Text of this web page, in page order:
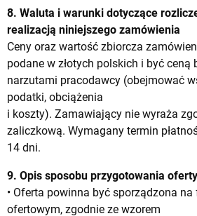
8. Waluta i warunki dotyczące
realizacją niniejszego zamówienia
Ceny oraz wartość zbiorcza
podane w złotych polskich i być ceną
narzutami pracodawcy (obejmować
podatki, obciążenia
i koszty). Zamawiający nie wyraża
zaliczkową. Wymagany termin
14 dni.
9. Opis sposobu przygotowania
• Oferta powinna być sporządzona
ofertowym, zgodnie ze wzorem